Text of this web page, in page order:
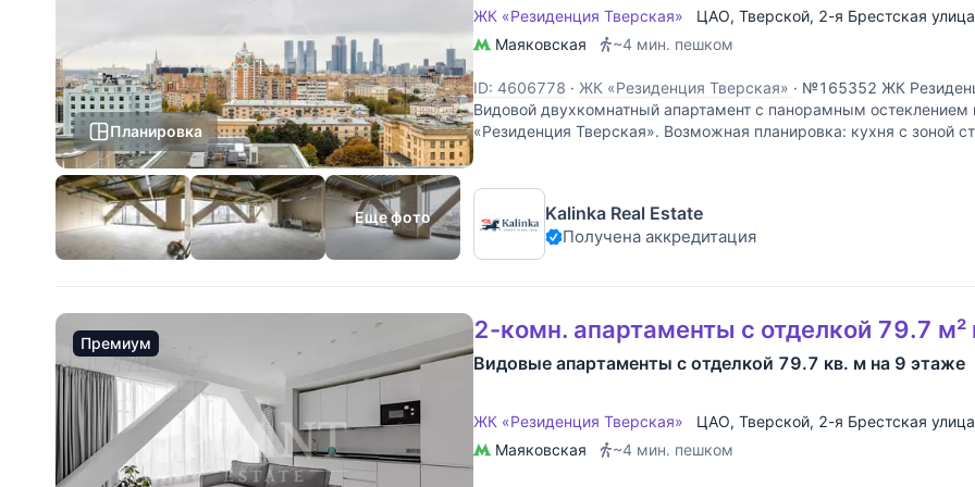
Планировка
Еще фото
ЖК «Резиденция Тверская» ЦАО, Тверской, 2-я Брестская улица
Маяковская
~4 мин. пешком
ID: 4606778 · ЖК «Резиденция Тверская» · №165352 ЖК
Видовой двухкомнатный апартамент с панорамным остеклением
«Резиденция Тверская». Возможная планировка: кухня с зоной
Kalinka Real Estate
Получена аккредитация
Премиум 2-комн. апартаменты с отделкой 79.7 м²
Видовые апартаменты с отделкой 79.7 кв. м на 9 этаже
ЖК «Резиденция Тверская» ЦАО, Тверской, 2-я Брестская улица
Маяковская
~4 мин. пешком